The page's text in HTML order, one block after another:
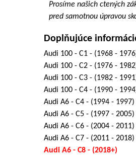
Prosíme našich ctených
pred samotnou úpravou
Doplňujúce
Audi 100 - C1 - (1968 -
Audi 100 - C2 - (1976 -
Audi 100 - C3 - (1982 -
Audi 100 - C4 - (1990 -
Audi A6 - C4 - (1994 - 1997)
Audi A6 - C5 - (1997 - 2005)
Audi A6 - C6 - (2004 - 2011)
Audi A6 - C7 - (2011 - 2018)
Audi A6 - C8 - (2018+)